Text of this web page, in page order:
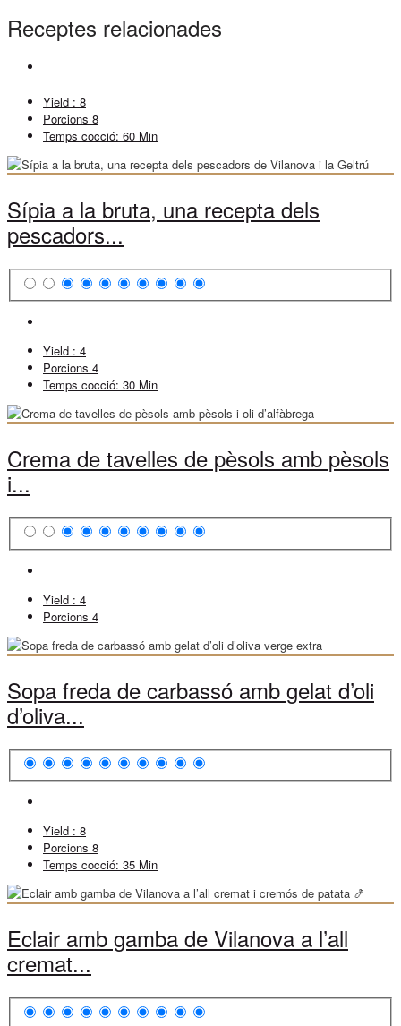
Receptes relacionades
Yield : 8
Porcions 8
Temps cocció: 60 Min
Sípia a la bruta, una recepta dels
pescadors...
Yield : 4
Porcions 4
Temps cocció: 30 Min
Crema de tavelles de pèsols amb pèsols
i...
Yield : 4
Porcions 4
Sopa freda de carbassó amb gelat d’oli
d’oliva...
Yield : 8
Porcions 8
Temps cocció: 35 Min
Eclair amb gamba de Vilanova a l’all
cremat...